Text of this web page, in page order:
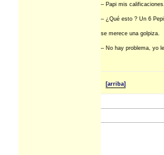
– Papi mis calificaciones.
– ¿Qué esto ? Un 6
se merece una golpiza.
– No hay problema, yo
[arriba]